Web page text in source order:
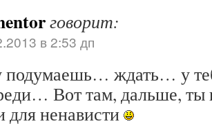
говорит:
в 2:53 дп
подумаешь… ждать… у
Вот там, дальше,
для ненависти